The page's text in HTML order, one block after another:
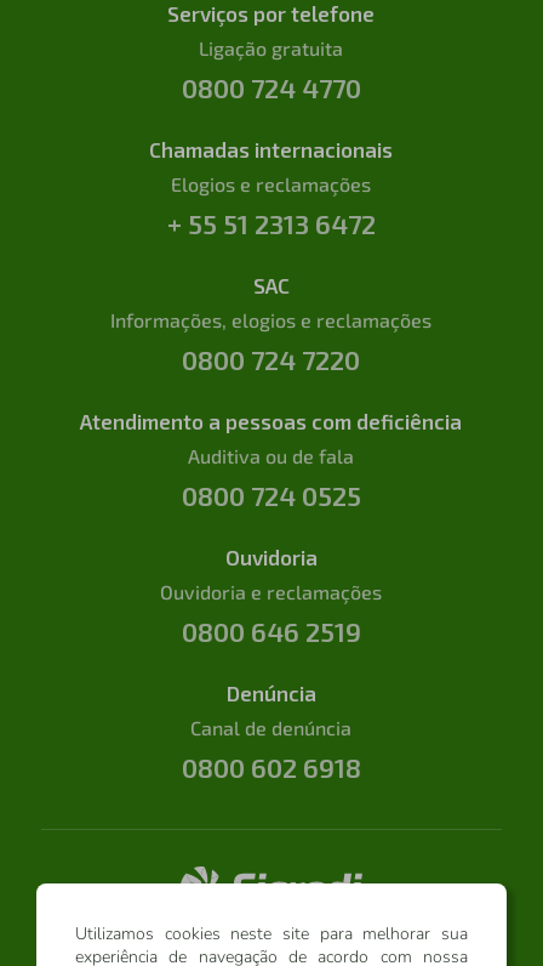
Utilizamos cookies neste site para melhorar sua
experiência de navegação de acordo com nossa
Serviços por telefone
Ligação gratuita
0800 724 4770
Chamadas internacionais
Elogios e reclamações
+ 55 51 2313 6472
SAC
Informações, elogios e reclamações
0800 724 7220
Atendimento a pessoas com deficiência
Auditiva ou de fala
0800 724 0525
Ouvidoria
Ouvidoria e reclamações
0800 646 2519
Denúncia
Canal de denúncia
0800 602 6918